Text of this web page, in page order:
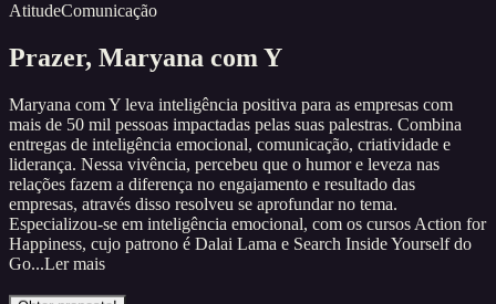
AtitudeComunicação
Prazer, Maryana com Y
Maryana com Y leva inteligência positiva para as empresas com
mais de 50 mil pessoas impactadas pelas suas palestras. Combina
entregas de inteligência emocional, comunicação, criatividade e
liderança. Nessa vivência, percebeu que o humor e leveza nas
relações fazem a diferença no engajamento e resultado das
empresas, através disso resolveu se aprofundar no tema.
Especializou-se em inteligência emocional, com os cursos Action for
Happiness, cujo patrono é Dalai Lama e Search Inside Yourself do
Go...Ler mais